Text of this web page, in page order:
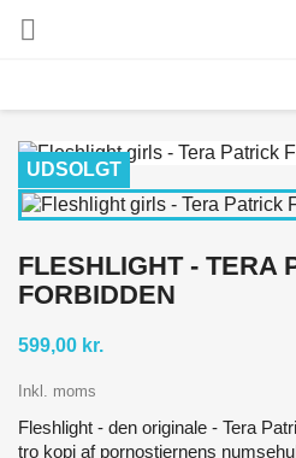

UDSOLGT
FLESHLIGHT - TERA
FORBIDDEN
599,00 kr.
Inkl. moms
Fleshlight - den originale - Tera
tro kopi af pornostjernens